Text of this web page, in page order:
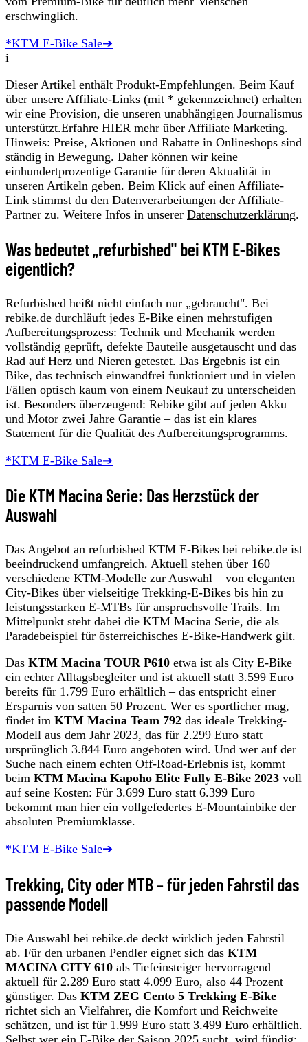
erschwinglich.
*KTM E-Bike Sale➔
i
Dieser Artikel enthält Produkt-Empfehlungen. Beim Kauf
über unsere Affiliate-Links (mit * gekennzeichnet) erhalten
wir eine Provision, die unseren unabhängigen Journalismus
unterstützt.Erfahre HIER mehr über Affiliate Marketing.
Hinweis: Preise, Aktionen und Rabatte in Onlineshops sind
ständig in Bewegung. Daher können wir keine
einhundertprozentige Garantie für deren Aktualität in
unseren Artikeln geben. Beim Klick auf einen Affiliate-
Link stimmst du den Datenverarbeitungen der Affiliate-
Partner zu. Weitere Infos in unserer Datenschutzerklärung.
Was bedeutet „refurbished" bei KTM E-Bikes
eigentlich?
Refurbished heißt nicht einfach nur „gebraucht". Bei
rebike.de durchläuft jedes E-Bike einen mehrstufigen
Aufbereitungsprozess: Technik und Mechanik werden
vollständig geprüft, defekte Bauteile ausgetauscht und das
Rad auf Herz und Nieren getestet. Das Ergebnis ist ein
Bike, das technisch einwandfrei funktioniert und in vielen
Fällen optisch kaum von einem Neukauf zu unterscheiden
ist. Besonders überzeugend: Rebike gibt auf jeden Akku
und Motor zwei Jahre Garantie – das ist ein klares
Statement für die Qualität des Aufbereitungsprogramms.
*KTM E-Bike Sale➔
Die KTM Macina Serie: Das Herzstück der
Auswahl
Das Angebot an refurbished KTM E-Bikes bei rebike.de ist
beeindruckend umfangreich. Aktuell stehen über 160
verschiedene KTM-Modelle zur Auswahl – von eleganten
City-Bikes über vielseitige Trekking-E-Bikes bis hin zu
leistungsstarken E-MTBs für anspruchsvolle Trails. Im
Mittelpunkt steht dabei die KTM Macina Serie, die als
Paradebeispiel für österreichisches E-Bike-Handwerk gilt.
Das KTM Macina TOUR P610 etwa ist als City E-Bike
ein echter Alltagsbegleiter und ist aktuell statt 3.599 Euro
bereits für 1.799 Euro erhältlich – das entspricht einer
Ersparnis von satten 50 Prozent. Wer es sportlicher mag,
findet im KTM Macina Team 792 das ideale Trekking-
Modell aus dem Jahr 2023, das für 2.299 Euro statt
ursprünglich 3.844 Euro angeboten wird. Und wer auf der
Suche nach einem echten Off-Road-Erlebnis ist, kommt
beim KTM Macina Kapoho Elite Fully E-Bike 2023 voll
auf seine Kosten: Für 3.699 Euro statt 6.399 Euro
bekommt man hier ein vollgefedertes E-Mountainbike der
absoluten Premiumklasse.
*KTM E-Bike Sale➔
Trekking, City oder MTB – für jeden Fahrstil das
passende Modell
Die Auswahl bei rebike.de deckt wirklich jeden Fahrstil
ab. Für den urbanen Pendler eignet sich das KTM
MACINA CITY 610 als Tiefeinsteiger hervorragend –
aktuell für 2.289 Euro statt 4.099 Euro, also 44 Prozent
günstiger. Das KTM ZEG Cento 5 Trekking E-Bike
richtet sich an Vielfahrer, die Komfort und Reichweite
schätzen, und ist für 1.999 Euro statt 3.499 Euro erhältlich.
Selbst wer ein E-Bike der Saison 2025 sucht, wird fündig: